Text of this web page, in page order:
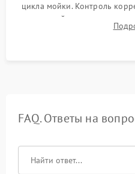
цикла мойки. Контроль
до нужной температуры,
штатного слива и
FAQ. Ответы на